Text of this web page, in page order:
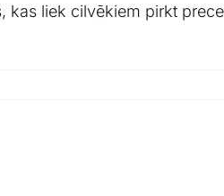
liek cilvēkiem pirkt